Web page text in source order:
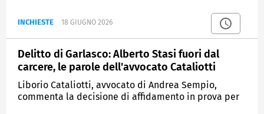
INCHIESTE 18 GIUGNO 2026
Delitto di Garlasco: Alberto Stasi fuori dal
carcere, le parole dell'avvocato Cataliotti
Liborio Cataliotti, avvocato di Andrea Sempio,
commenta la decisione di affidamento in prova per